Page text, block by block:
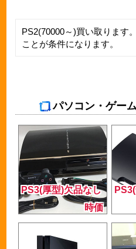
PS2(70000～)買い取ります
ことが条件になります。
パソコン・ゲー
PS3(厚型)欠品なし
時価